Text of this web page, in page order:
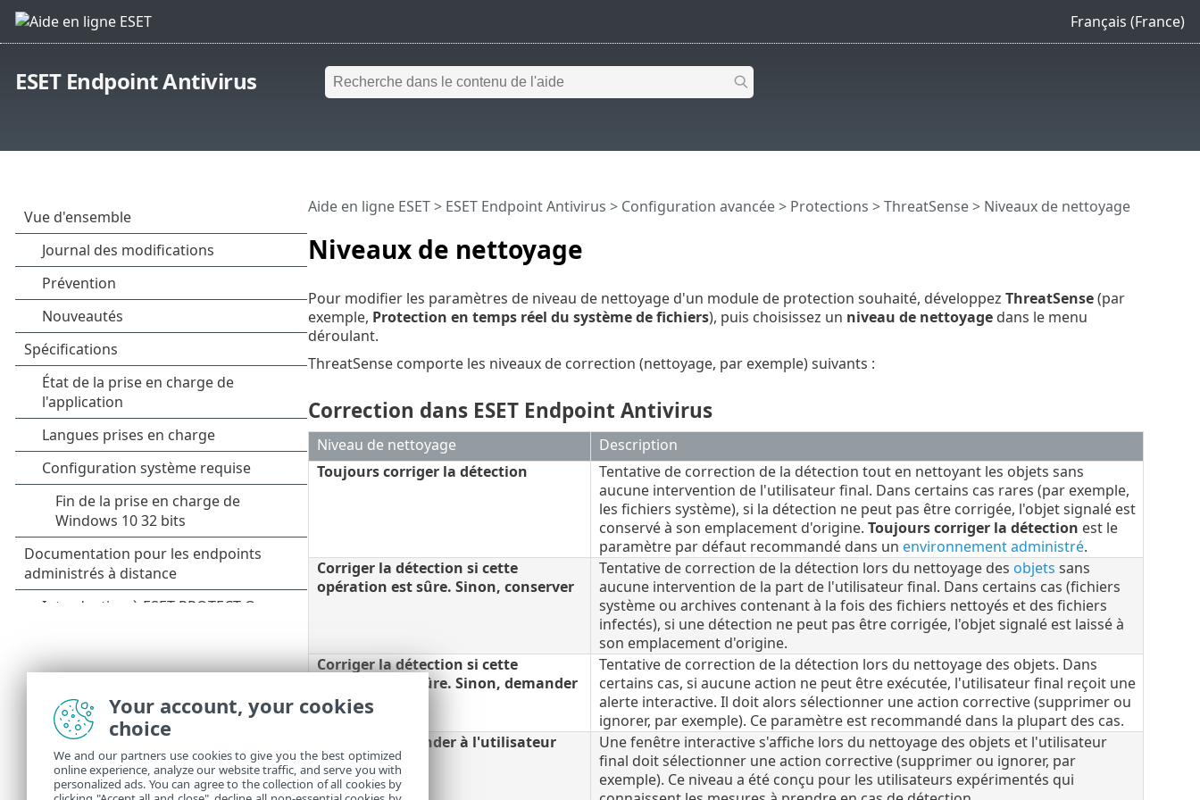
Français (France)
ESET Endpoint Antivirus
Niveaux de nettoyage
Aide en ligne ESET> ESET Endpoint Antivirus > Configuration avancée> Protections >ThreatSense> Niveaux de nettoyage
Pour modifier les paramètres de niveau de nettoyage d'un module de protection souhaité, développez ThreatSense(par
exemple, Protection en temps réel du système de fichiers), puis choisissez un niveau de nettoyagedans le menu
déroulant.
ThreatSense comporte les niveaux de correction (nettoyage, par exemple) suivants :
Correction dans ESET Endpoint Antivirus
Niveau de nettoyage
Description
Toujours corriger la détection
Tentative de correction de la détection tout en nettoyant les objets sans
aucune intervention de l'utilisateur final. Dans certains cas rares (par exemple,
les fichiers système), si la détection ne peut pas être corrigée, l'objet signalé est
conservé à son emplacement d'origine. Toujours corriger la détection est le
paramètre par défaut recommandé dans un environnement administré.
Corriger la détection si cette
opération est sûre. Sinon, conserver
Tentative de correction de la détection lors du nettoyage des objets sans
aucune intervention de la part de l'utilisateur final. Dans certains cas (fichiers
système ou archives contenant à la fois des fichiers nettoyés et des fichiers
infectés), si une détection ne peut pas être corrigée, l'objet signalé est laissé à
son emplacement d'origine.
Corriger la détection si cette
opération est sûre. Sinon, demander
à l'utilisateur
Tentative de correction de la détection lors du nettoyage des objets. Dans
certains cas, si aucune action ne peut être exécutée, l'utilisateur final reçoit une
alerte interactive. Il doit alors sélectionner une action corrective (supprimer ou
ignorer, par exemple). Ce paramètre est recommandé dans la plupart des cas.
Toujours demander à l'utilisateur
final
Une fenêtre interactive s'affiche lors du nettoyage des objets et l'utilisateur
final doit sélectionner une action corrective (supprimer ou ignorer, par
exemple). Ce niveau a été conçu pour les utilisateurs expérimentés qui
Your account, your cookies
choice
We and our partners use cookies to give you the best optimized
online experience, analyze our website traffic, and serve you with
personalized ads. You can agree to the collection of all cookies by